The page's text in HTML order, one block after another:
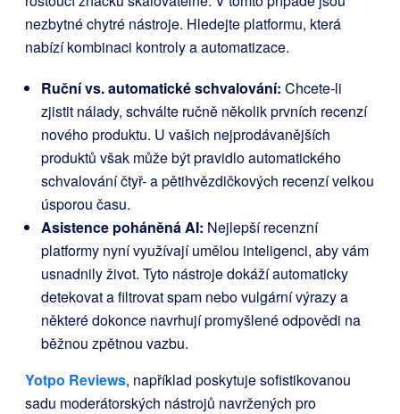
nezbytné chytré nástroje. Hledejte platformu, která
nabízí kombinaci kontroly a automatizace.
Ruční vs. automatické schvalování: Chcete-li
zjistit nálady, schválte ručně několik prvních recenzí
nového produktu. U vašich nejprodávanějších
produktů však může být pravidlo automatického
schvalování čtyř- a pětihvězdičkových recenzí velkou
úsporou času.
Asistence poháněná AI: Nejlepší recenzní
platformy nyní využívají umělou inteligenci, aby vám
usnadnily život. Tyto nástroje dokáží automaticky
detekovat a filtrovat spam nebo vulgární výrazy a
některé dokonce navrhují promyšlené odpovědi na
běžnou zpětnou vazbu.
Yotpo Reviews, například poskytuje sofistikovanou
sadu moderátorských nástrojů navržených pro